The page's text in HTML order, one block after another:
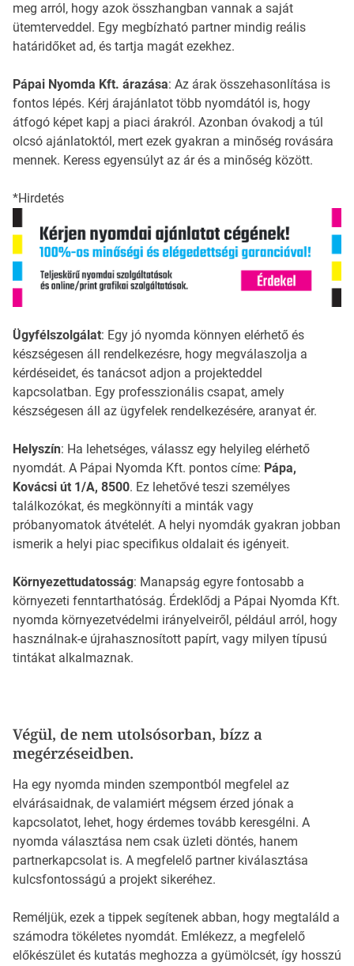
meg arról, hogy azok összhangban vannak a saját
ütemterveddel. Egy megbízható partner mindig reális
határidőket ad, és tartja magát ezekhez.
Pápai Nyomda Kft. árazása: Az árak összehasonlítása is
fontos lépés. Kérj árajánlatot több nyomdától is, hogy
átfogó képet kapj a piaci árakról. Azonban óvakodj a túl
olcsó ajánlatoktól, mert ezek gyakran a minőség rovására
mennek. Keress egyensúlyt az ár és a minőség között.
*Hirdetés
Ügyfélszolgálat: Egy jó nyomda könnyen elérhető és
készségesen áll rendelkezésre, hogy megválaszolja a
kérdéseidet, és tanácsot adjon a projekteddel
kapcsolatban. Egy professzionális csapat, amely
készségesen áll az ügyfelek rendelkezésére, aranyat ér.
Helyszín: Ha lehetséges, válassz egy helyileg elérhető
nyomdát. A Pápai Nyomda Kft. pontos címe: Pápa,
Kovácsi út 1/A, 8500. Ez lehetővé teszi személyes
találkozókat, és megkönnyíti a minták vagy
próbanyomatok átvételét. A helyi nyomdák gyakran jobban
ismerik a helyi piac specifikus oldalait és igényeit.
Környezettudatosság: Manapság egyre fontosabb a
környezeti fenntarthatóság. Érdeklődj a Pápai Nyomda Kft.
nyomda környezetvédelmi irányelveiről, például arról, hogy
használnak-e újrahasznosított papírt, vagy milyen típusú
tintákat alkalmaznak.
Végül, de nem utolsósorban, bízz a
megérzéseidben.
Ha egy nyomda minden szempontból megfelel az
elvárásaidnak, de valamiért mégsem érzed jónak a
kapcsolatot, lehet, hogy érdemes tovább keresgélni. A
nyomda választása nem csak üzleti döntés, hanem
partnerkapcsolat is. A megfelelő partner kiválasztása
kulcsfontosságú a projekt sikeréhez.
Reméljük, ezek a tippek segítenek abban, hogy megtaláld a
számodra tökéletes nyomdát. Emlékezz, a megfelelő
előkészület és kutatás meghozza a gyümölcsét, így hosszú